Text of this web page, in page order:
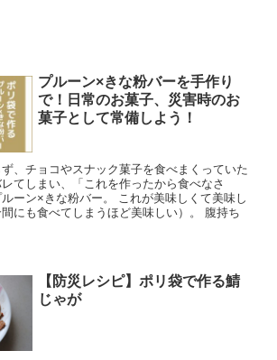
プルーン×きな粉バーを手作り
で！日常のお菓子、災害時のお
菓子として常備しよう！
、チョコやスナック菓子を食べまくっていた
てしまい、「これを作ったから食べなさ
ーン×きな粉バー。 これが美味しくて美味し
にも食べてしまうほど美味しい）。 腹持ち
【防災レシピ】ポリ袋で作る鯖
じゃが